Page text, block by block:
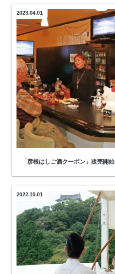
2023.04.01
「彦根はしご酒クーポン」販売開始
2022.10.01